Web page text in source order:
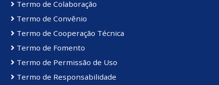
Termo de Colaboração
Termo de Convênio
Termo de Cooperação Técnica
Termo de Fomento
Termo de Permissão de Uso
Termo de Responsabilidade